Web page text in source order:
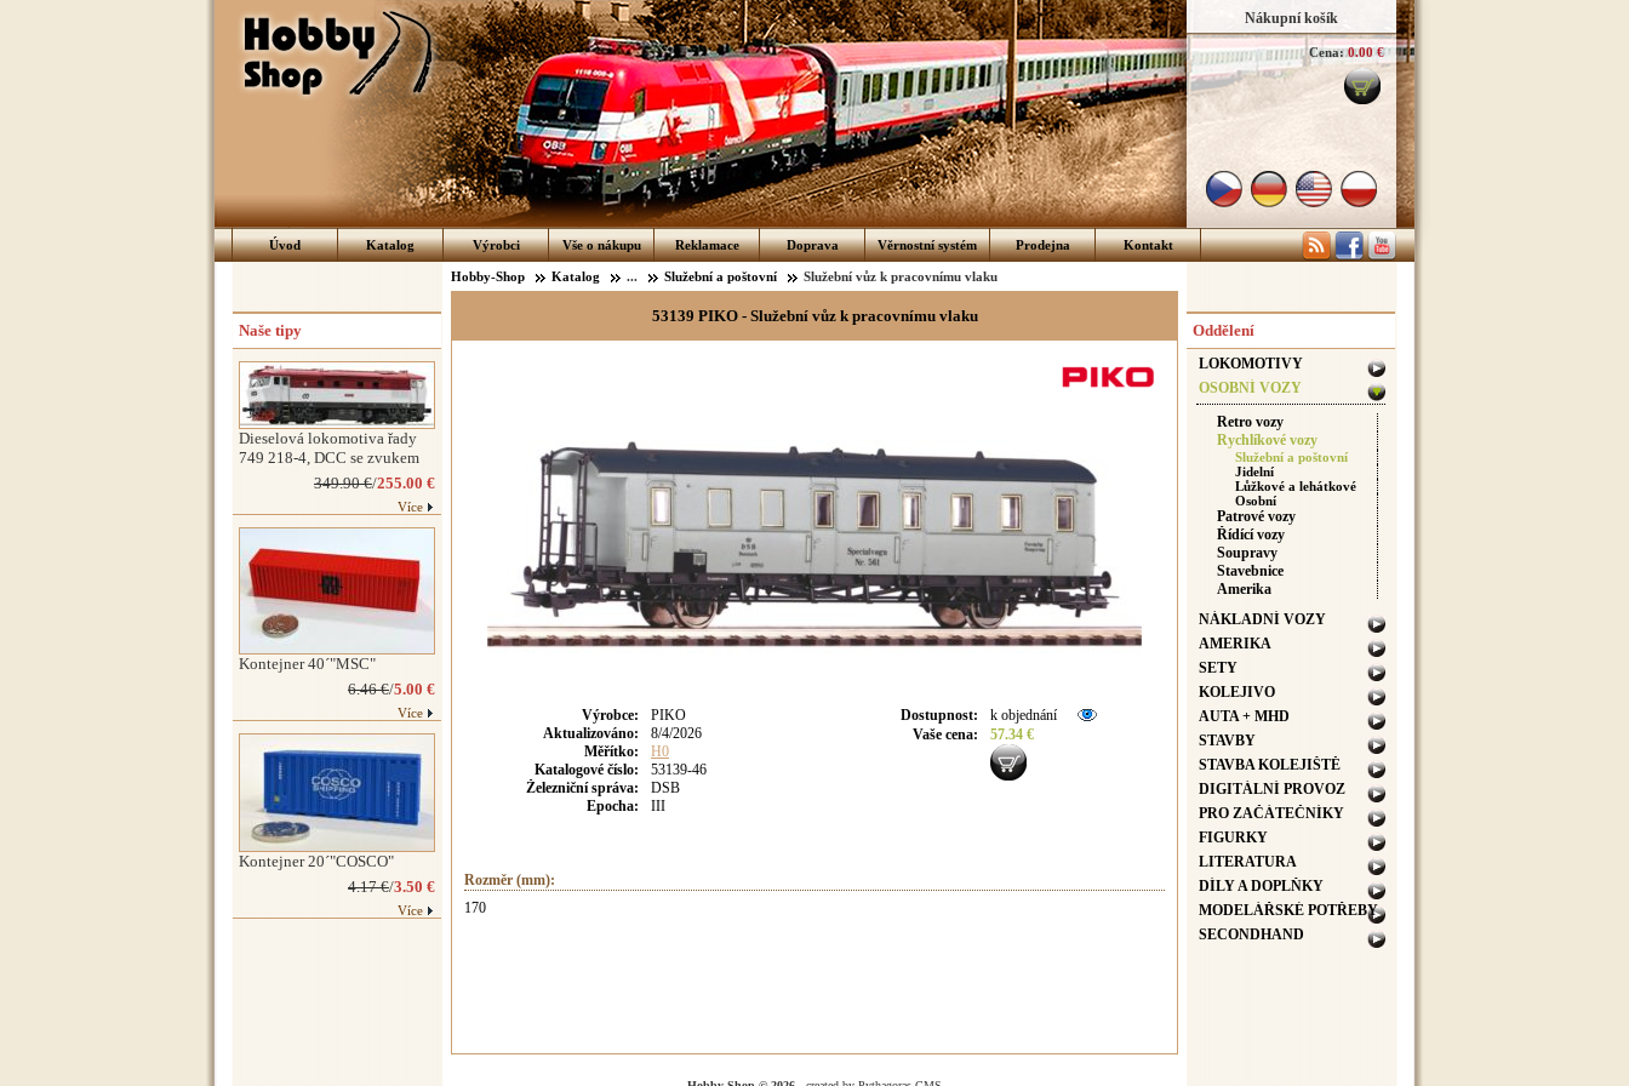
Nákupní košík
Cena: 0.00 €
Úvod Katalog Výrobci Vše o nákupu Reklamace Doprava Věrnostní systém Prodejna Kontakt
Hobby-Shop Katalog ... Služební a poštovní Služební vůz k pracovnímu vlaku
53139 PIKO - Služební vůz k pracovnímu vlaku
Výrobce:
PIKO
Aktualizováno:
8/4/2026
Měřítko:
H0
Katalogové číslo:
53139-46
Železniční správa:
DSB
Epocha:
III
Dostupnost:
k objednání
Vaše cena: 57.34 €
Rozměr (mm):
170
Naše tipy
Dieselová lokomotiva řady
749 218-4, DCC se zvukem
349.90 €/255.00 €
Více
Kontejner 40´"MSC"
6.46 €/5.00 €
Více
Kontejner 20´"COSCO"
4.17 €/3.50 €
Více
Oddělení
LOKOMOTIVY
OSOBNÍ VOZY
Retro vozy
Rychlíkové vozy
Služební a poštovní
Jidelní
Lůžkové a lehátkové
Osobní
Patrové vozy
Řídící vozy
Soupravy
Stavebnice
Amerika
NÁKLADNÍ VOZY
AMERIKA
SETY
KOLEJIVO
AUTA + MHD
STAVBY
STAVBA KOLEJIŠTĚ
DIGITÁLNÍ PROVOZ
PRO ZAČÁTEČNÍKY
FIGURKY
LITERATURA
DÍLY A DOPLŇKY
MODELÁŘSKÉ POTŘEBY
SECONDHAND